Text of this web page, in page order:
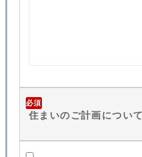
必須
住まいのご計画について